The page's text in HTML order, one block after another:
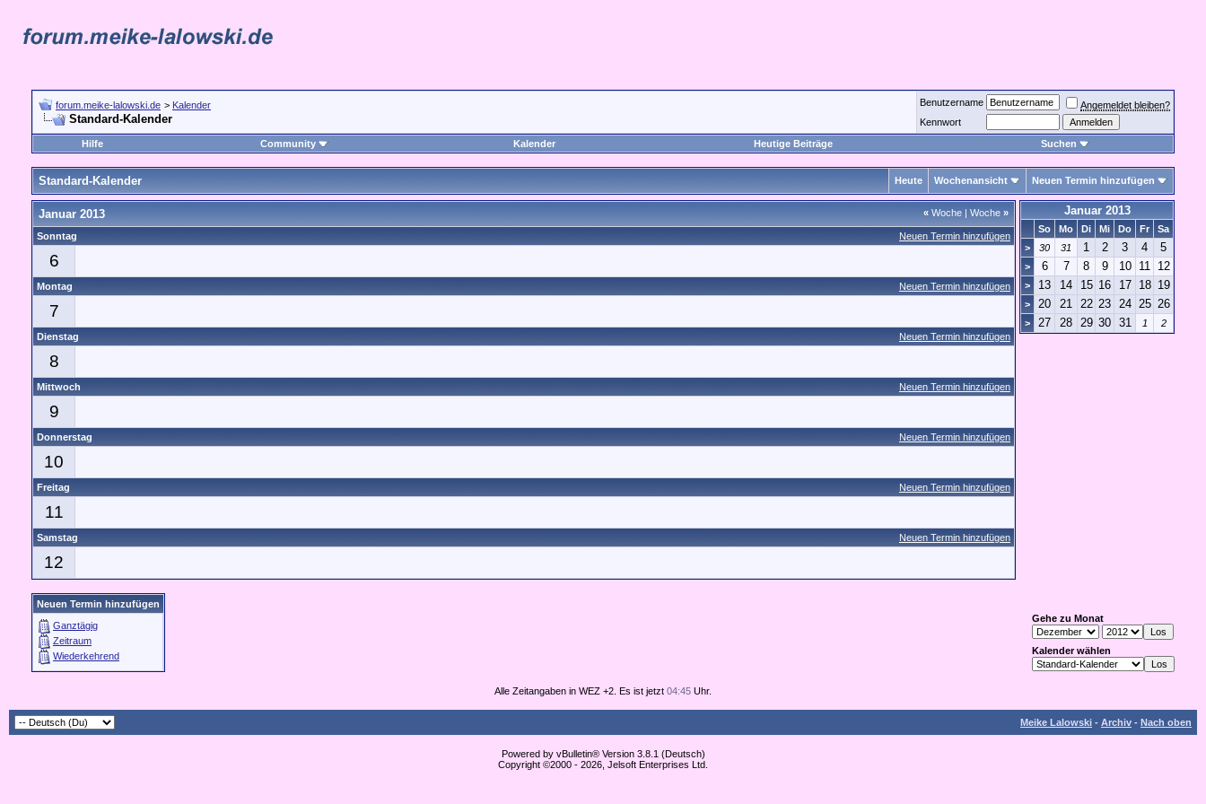
forum.meike-lalowski.de > Kalender
Standard-Kalender
Benutzername
Angemeldet bleiben?
Kennwort
Hilfe
Community Kalender Heutige Beiträge Suchen
Standard-Kalender Heute Wochenansicht Neuen Termin hinzufügen
« Woche | Woche »
Januar 2013
Neuen Termin hinzufügen
Sonntag
6
Neuen Termin hinzufügen
Montag
7
Neuen Termin hinzufügen
Dienstag
8
Neuen Termin hinzufügen
Mittwoch
9
Neuen Termin hinzufügen
Donnerstag
10
Neuen Termin hinzufügen
Freitag
11
Neuen Termin hinzufügen
Samstag
12
Januar 2013
So Mo Di Mi Do Fr
Sa
>
30 31 1 2 3 4 5
> 6 7 8 9 10 11 12
> 13 14 15 16 17 18 19
> 20 21 22 23 24 25 26
> 27 28 29 30 31 1 2
Neuen Termin hinzufügen
Ganztägig
Zeitraum
Wiederkehrend
Gehe zu Monat
Kalender wählen
Alle Zeitangaben in WEZ +2. Es ist jetzt 04:45 Uhr.
Meike Lalowski - Archiv - Nach oben
Powered by vBulletin® Version 3.8.1 (Deutsch)
Copyright ©2000 - 2026, Jelsoft Enterprises Ltd.